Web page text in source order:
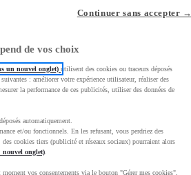
de vos choix
un nouvel onglet) utilisent des cookies ou traceurs déposés
: améliorer votre expérience utilisateur, réaliser des
la performance de ces publicités, utiliser des données de
automatiquement.
et/ou fonctionnels. En les refusant, vous perdriez des
cookies tiers (publicité et réseaux sociaux) pourraient alors
nouvel onglet)
vos consentements via le bouton "Gérer mes cookies",
Continuer sans accepter →